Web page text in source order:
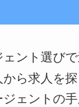
ント選び
ら求人を
ジェントの